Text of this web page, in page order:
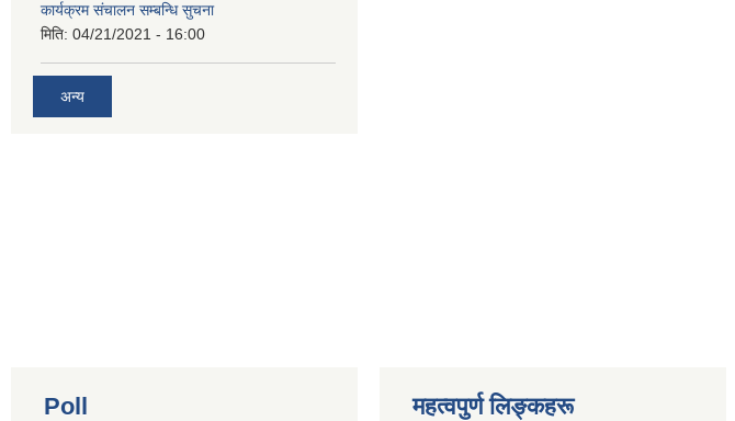
कार्यक्रम संचालन सम्बन्धि सुचना
मिति: 04/21/2021 - 16:00
अन्य
Poll महत्वपुर्ण लिङ्कहरू